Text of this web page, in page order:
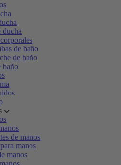
ducha
de baño
de baño
baño
de manos
manos
manos